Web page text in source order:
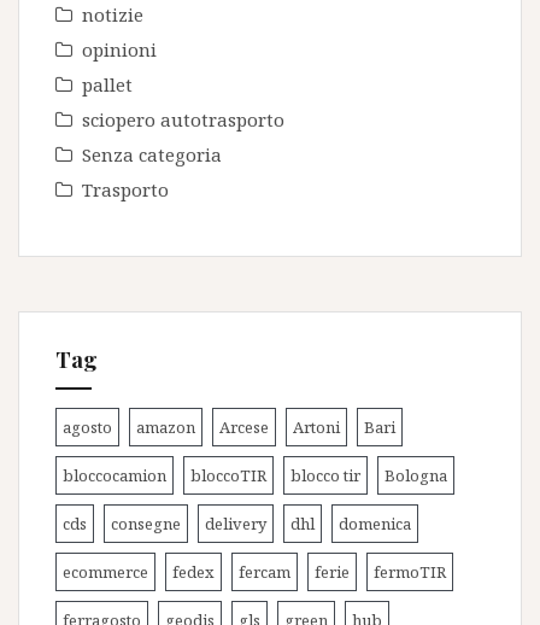
notizie
opinioni
pallet
sciopero autotrasporto
Senza categoria
Trasporto
Tag
agosto amazon Arcese Artoni Bari
bloccocamion bloccoTIR blocco tir Bologna
cds consegne delivery dhl domenica
ecommerce fedex fercam ferie fermoTIR
ferragosto geodis gls green hub